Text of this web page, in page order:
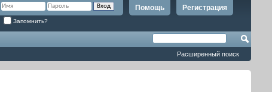
Регистрация
Помощь
Запомнить?
Расширенный поиск